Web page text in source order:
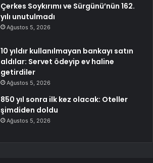
Çerkes Soykırımı ve Sürgünü’nün 162.
yılı unutulmadı
Ağustos 5, 2026
10 yıldır kullanılmayan bankayı satın
aldılar: Servet ödeyip ev haline
getirdiler
Ağustos 5, 2026
850 yıl sonra ilk kez olacak: Oteller
şimdiden doldu
Ağustos 5, 2026